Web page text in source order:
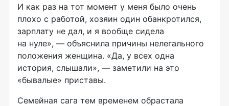
И как раз на тот момент у меня было очень
плохо с работой, хозяин один обанкротился,
зарплату не дал, и я вообще сидела
на нуле», — объяснила причины нелегального
положения женщина. «Да, у всех одна
история, слышали», — заметили на это
«бывалые» приставы.
Семейная сага тем временем обрастала